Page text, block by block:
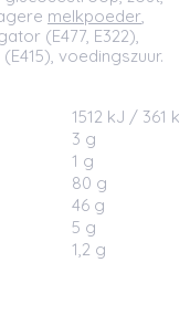
melkpoeder,
(E477, E322),
voedingszuur.
1512 kJ / 361
3 g
1 g
80 g
46 g
5 g
1,2 g